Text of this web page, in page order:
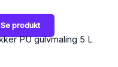
Se produkt